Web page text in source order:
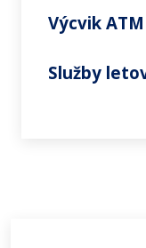
Výcvik ATM
Služby